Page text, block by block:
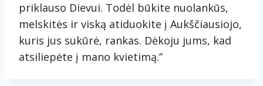
priklauso Dievui. Todėl būkite nuolankūs,
melskitės ir viską atiduokite į Aukščiausiojo,
kuris jus sukūrė, rankas. Dėkoju jums, kad
atsiliepėte į mano kvietimą.”